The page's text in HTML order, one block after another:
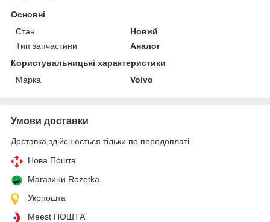
Основні
Стан
Новий
Тип запчастини
Аналог
Користувальницькі характеристики
Марка
Volvo
Умови доставки
Доставка здійснюється тільки по передоплаті.
Нова Пошта
Магазини Rozetka
Укрпошта
Meest ПОШТА